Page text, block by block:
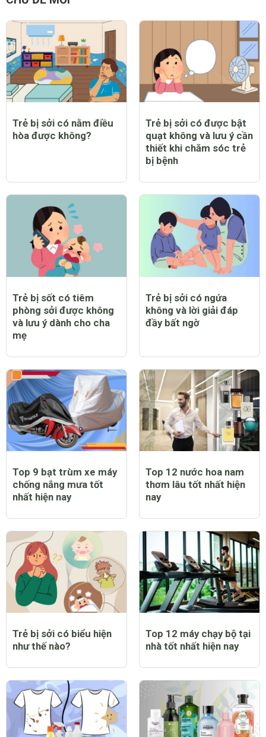
Trẻ bị sởi có nằm điều
hòa được không?
Trẻ bị sởi có được bật
quạt không và lưu ý cần
thiết khi chăm sóc trẻ
bị bệnh
Trẻ bị sốt có tiêm
phòng sởi được không
và lưu ý dành cho cha
mẹ
Trẻ bị sởi có ngứa
không và lời giải đáp
đầy bất ngờ
Top 9 bạt trùm xe máy
chống nắng mưa tốt
nhất hiện nay
Top 12 nước hoa nam
thơm lâu tốt nhất hiện
nay
Trẻ bị sởi có biểu hiện
như thế nào?
Top 12 máy chạy bộ tại
nhà tốt nhất hiện nay